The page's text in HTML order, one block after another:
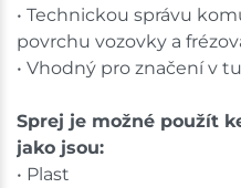
• Technickou správu
povrchu vozovky a
• Vhodný pro značení v
Sprej je možné použít
jako jsou:
• Plast